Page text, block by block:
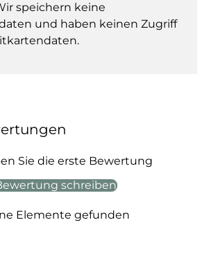
speichern keine
und haben keinen Zugriff
Sie die erste Bewertung
schreiben
Elemente gefunden